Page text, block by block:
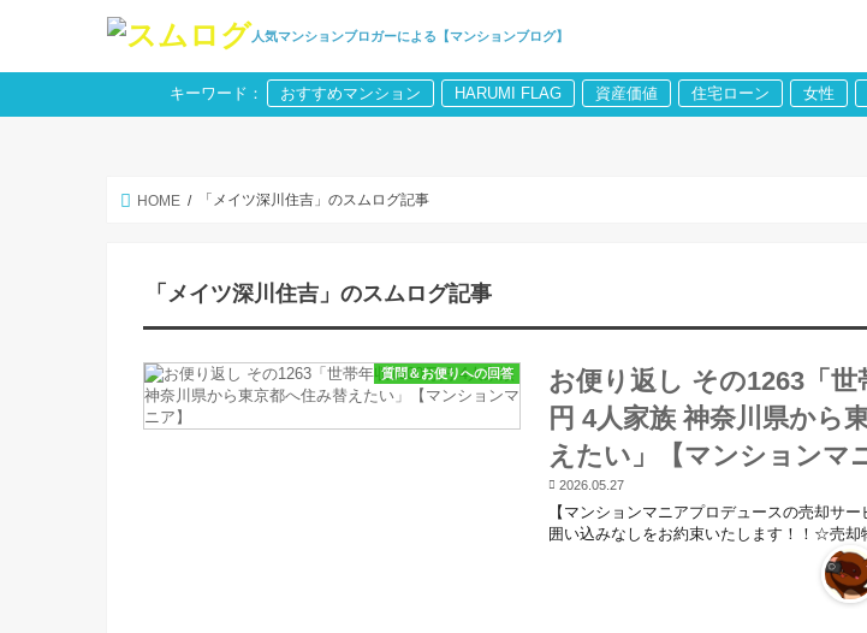
人気マンションブロガーによる【マンションブログ】
キーワード： おすすめマンション HARUMI FLAG 資産価値 住宅ローン 女性
HOME 「メイツ深川住吉」のスムログ記事
「メイツ深川住吉」のスムログ記事
質問＆お便りへの回答
お便り返し その1263「世
円 4人家族 神奈川県から
えたい」【マンションマ
2026.05.27
【マンションマニアプロデュースの売却サ
囲い込みなしをお約束いたします！！☆売